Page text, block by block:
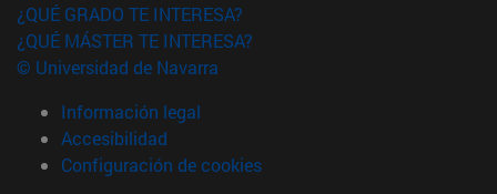
¿QUÉ GRADO TE INTERESA?
¿QUÉ MÁSTER TE INTERESA?
© Universidad de Navarra
Información legal
Accesibilidad
Configuración de cookies